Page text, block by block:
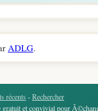
ADLG.
récents-Rechercher
et convivial pour